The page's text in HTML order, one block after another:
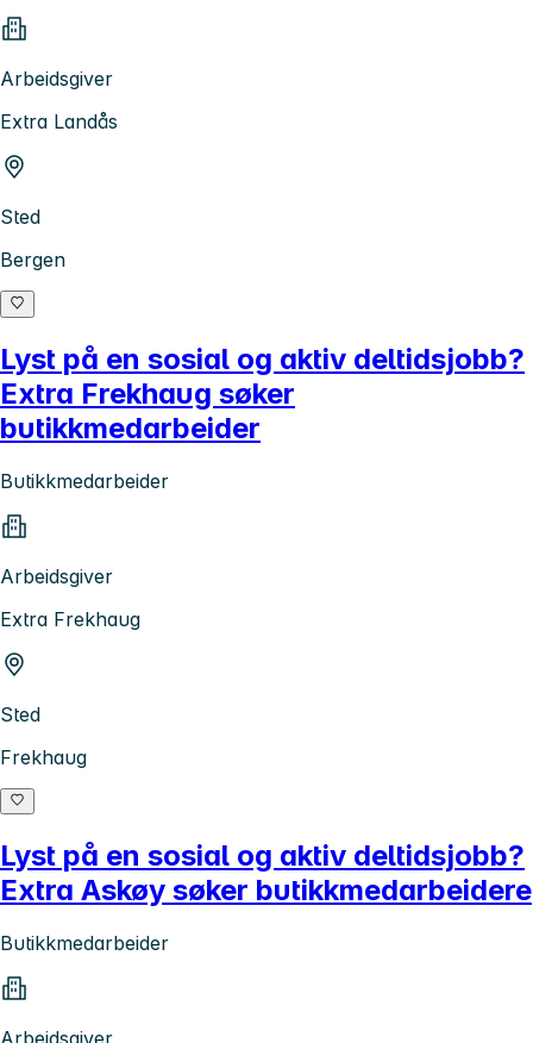
Arbeidsgiver
Extra Landås
Sted
Bergen
Lyst på en sosial og aktiv deltidsjobb?
Extra Frekhaug søker
butikkmedarbeider
Butikkmedarbeider
Arbeidsgiver
Extra Frekhaug
Sted
Frekhaug
Lyst på en sosial og aktiv deltidsjobb?
Extra Askøy søker butikkmedarbeidere
Butikkmedarbeider
Arbeidsgiver